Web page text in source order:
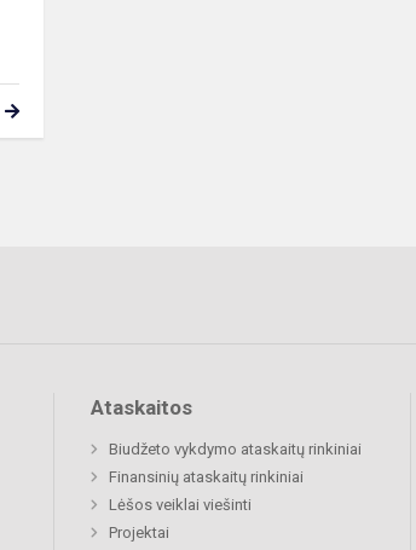
Ataskaitos
Biudžeto vykdymo ataskaitų rinkiniai
Finansinių ataskaitų rinkiniai
Lėšos veiklai viešinti
Projektai